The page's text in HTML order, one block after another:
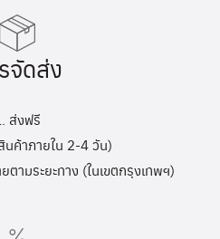
จัดส่ง
ส่งฟรี
นค้าภายใน 2-4 วัน)
ามระยะทาง (ในเขตกรุงเทพฯ)